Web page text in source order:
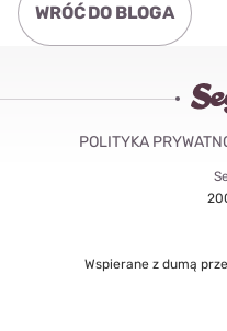
WRÓĆ DO BLOGA
POLITYKA
Wspierane z dumą